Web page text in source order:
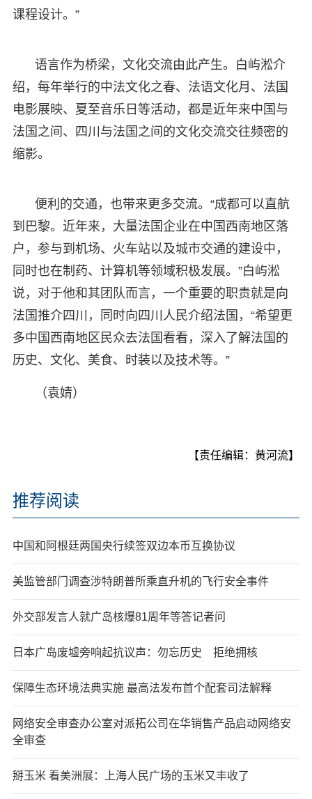
课程设计。”
语言作为桥梁，文化交流由此产生。白屿淞介
绍，每年举行的中法文化之春、法语文化月、法国
电影展映、夏至音乐日等活动，都是近年来中国与
法国之间、四川与法国之间的文化交流交往频密的
缩影。
便利的交通，也带来更多交流。“成都可以直航
到巴黎。近年来，大量法国企业在中国西南地区落
户，参与到机场、火车站以及城市交通的建设中，
同时也在制药、计算机等领域积极发展。”白屿淞
说，对于他和其团队而言，一个重要的职责就是向
法国推介四川，同时向四川人民介绍法国，“希望更
多中国西南地区民众去法国看看，深入了解法国的
历史、文化、美食、时装以及技术等。”
（袁婧）
【责任编辑：黄河流】
推荐阅读
中国和阿根廷两国央行续签双边本币互换协议
美监管部门调查涉特朗普所乘直升机的飞行安全事件
外交部发言人就广岛核爆81周年等答记者问
日本广岛废墟旁响起抗议声：勿忘历史 拒绝拥核
保障生态环境法典实施 最高法发布首个配套司法解释
网络安全审查办公室对派拓公司在华销售产品启动网络安
全审查
掰玉米 看美洲展：上海人民广场的玉米又丰收了